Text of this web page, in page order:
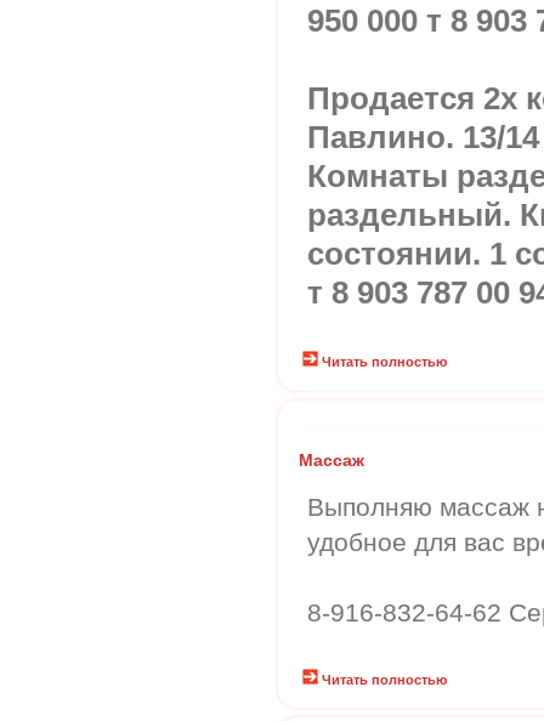
950 000 т 8 903
Продается 2х
Павлино. 13/
Комнаты
раздельный.
состоянии. 1
т 8 903 787 00
Читать полностью
Массаж
Выполняю массаж
удобное для вас
8-916-832-64-62
Читать полностью